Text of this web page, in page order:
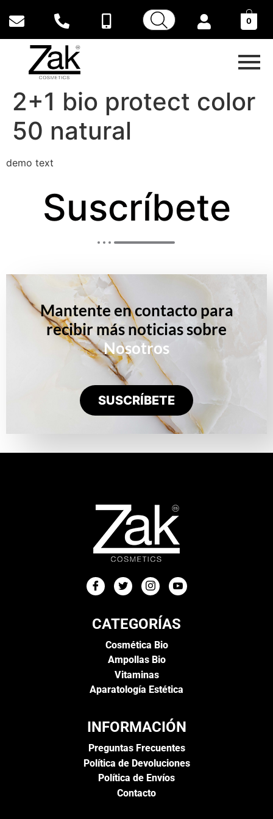
0
2+1 bio protect color
50 natural
demo text
Suscríbete
Mantente en contacto para
recibir más noticias sobre
Nosotros
SUSCRÍBETE
CATEGORÍAS
Cosmética Bio
Ampollas Bio
Vitaminas
Aparatología Estética
INFORMACIÓN
Preguntas Frecuentes
Política de Devoluciones
Política de Envíos
Contacto